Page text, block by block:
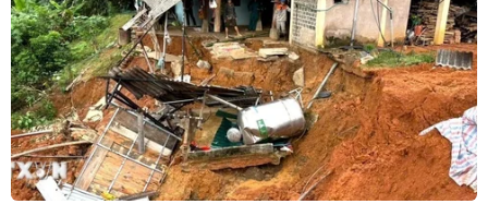
Theo dõi VietnamPlus